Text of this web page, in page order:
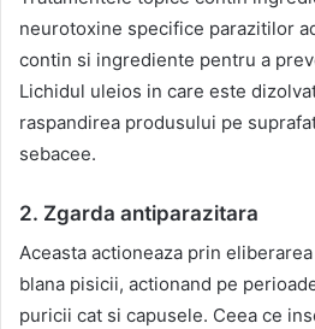
neurotoxine specifice parazitilor
contin si ingrediente pentru a
Lichidul uleios in care este
raspandirea produsului pe
sebacee.
2. Zgarda antiparazitara
Aceasta actioneaza prin
blana pisicii, actionand pe
puricii cat si capusele. Ceea ce